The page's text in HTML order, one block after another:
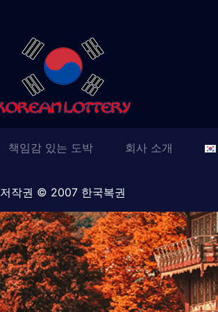
책임감 있는 도박 회사 소개
저작권 © 2007 한국복권